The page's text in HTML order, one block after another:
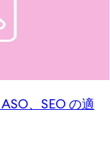
、SEO の適